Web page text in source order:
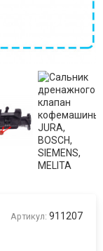
Артикул: 911207